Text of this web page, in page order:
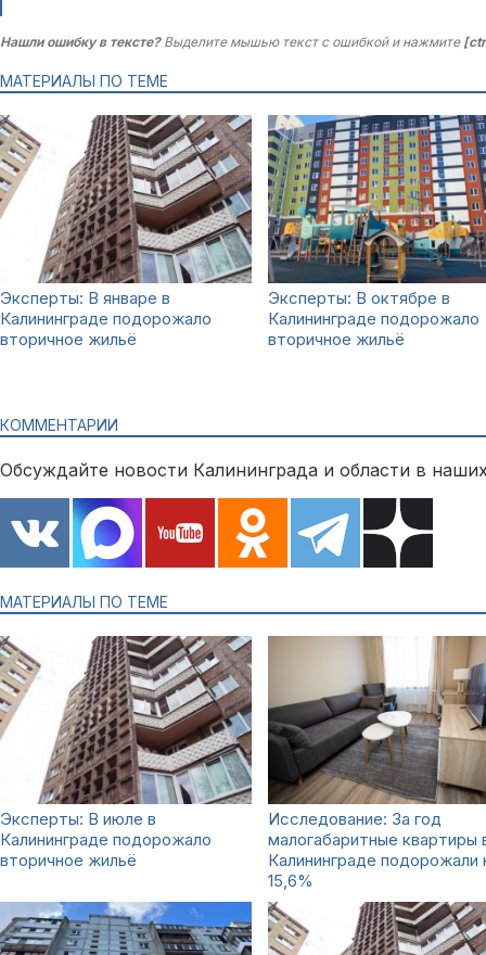
Нашли ошибку в тексте?Выделите мышью текст с ошибкой и нажмите
МАТЕРИАЛЫ ПО ТЕМЕ
Эксперты: В январе в
Калининграде подорожало
вторичное жильё
Эксперты: В октябре в
Калининграде подорожало
вторичное жильё
КОММЕНТАРИИ
Обсуждайте новости Калининграда и области в
МАТЕРИАЛЫ ПО ТЕМЕ
Эксперты: В июле в
Калининграде подорожало
вторичное жильё
Исследование: За год
малогабаритные квартиры
Калининграде подорожали
15,6%